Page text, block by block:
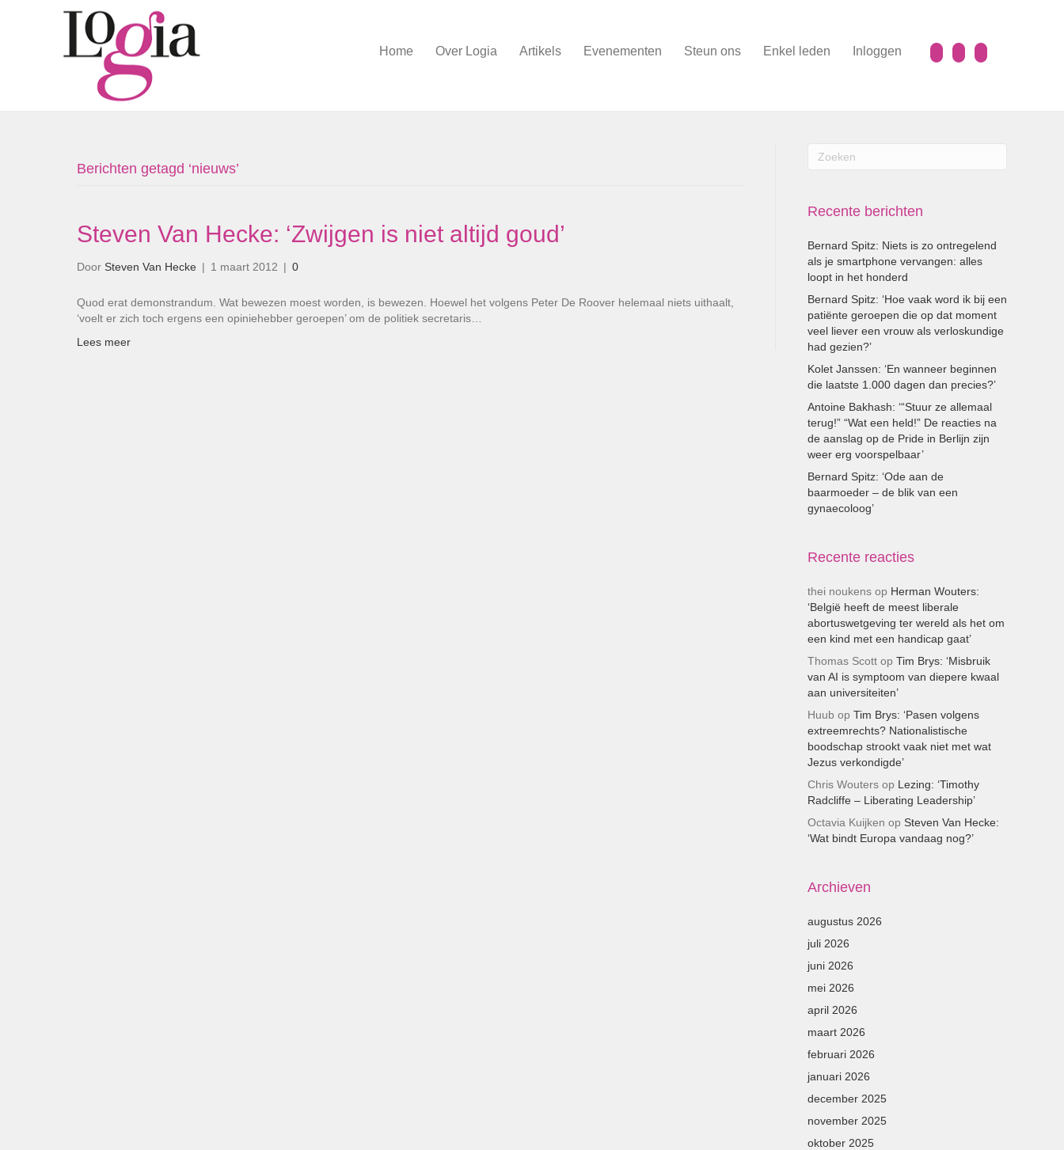
Home Over Logia Artikels Evenementen Steun ons Enkel leden Inloggen
Berichten getagd ‘nieuws’
Steven Van Hecke: ‘Zwijgen is niet altijd goud’
Door Steven Van Hecke | 1 maart 2012 | 0
Quod erat demonstrandum. Wat bewezen moest worden, is bewezen. Hoewel het volgens Peter De Roover helemaal niets uithaalt,
‘voelt er zich toch ergens een opiniehebber geroepen’ om de politiek secretaris…
Lees meer
Recente berichten
Bernard Spitz: Niets is zo ontregelend
als je smartphone vervangen: alles
loopt in het honderd
Bernard Spitz: ‘Hoe vaak word ik bij een
patiënte geroepen die op dat moment
veel liever een vrouw als verloskundige
had gezien?’
Kolet Janssen: ‘En wanneer beginnen
die laatste 1.000 dagen dan precies?’
Antoine Bakhash: ‘“Stuur ze allemaal
terug!” “Wat een held!” De reacties na
de aanslag op de Pride in Berlijn zijn
weer erg voorspelbaar’
Bernard Spitz: ‘Ode aan de
baarmoeder – de blik van een
gynaecoloog’
Recente reacties
thei noukensop Herman Wouters:
‘België heeft de meest liberale
abortuswetgeving ter wereld als het om
een kind met een handicap gaat’
Thomas Scottop Tim Brys: ‘Misbruik
van AI is symptoom van diepere kwaal
aan universiteiten’
Huub op Tim Brys: ‘Pasen volgens
extreemrechts? Nationalistische
boodschap strookt vaak niet met wat
Jezus verkondigde’
Chris Woutersop Lezing: ‘Timothy
Radcliffe – Liberating Leadership’
Octavia Kuijken op Steven Van Hecke:
‘Wat bindt Europa vandaag nog?’
Archieven
augustus 2026
juli 2026
juni 2026
mei 2026
april 2026
maart 2026
februari 2026
januari 2026
december 2025
november 2025
oktober 2025